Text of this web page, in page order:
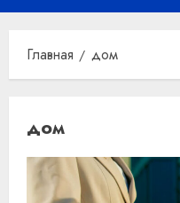
меню
Главная дом
дом